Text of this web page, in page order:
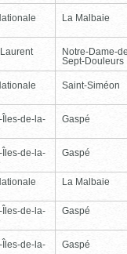
La Malbaie
Notre-Dame-
Sept-Douleurs
Saint-Siméon
Îles-de-la-
Gaspé
Îles-de-la-
Gaspé
La Malbaie
Îles-de-la-
Gaspé
Îles-de-la-
Gaspé